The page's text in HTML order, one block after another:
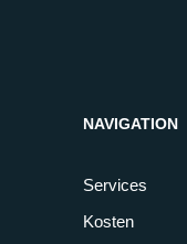
NAVIGATION
Services
Kosten